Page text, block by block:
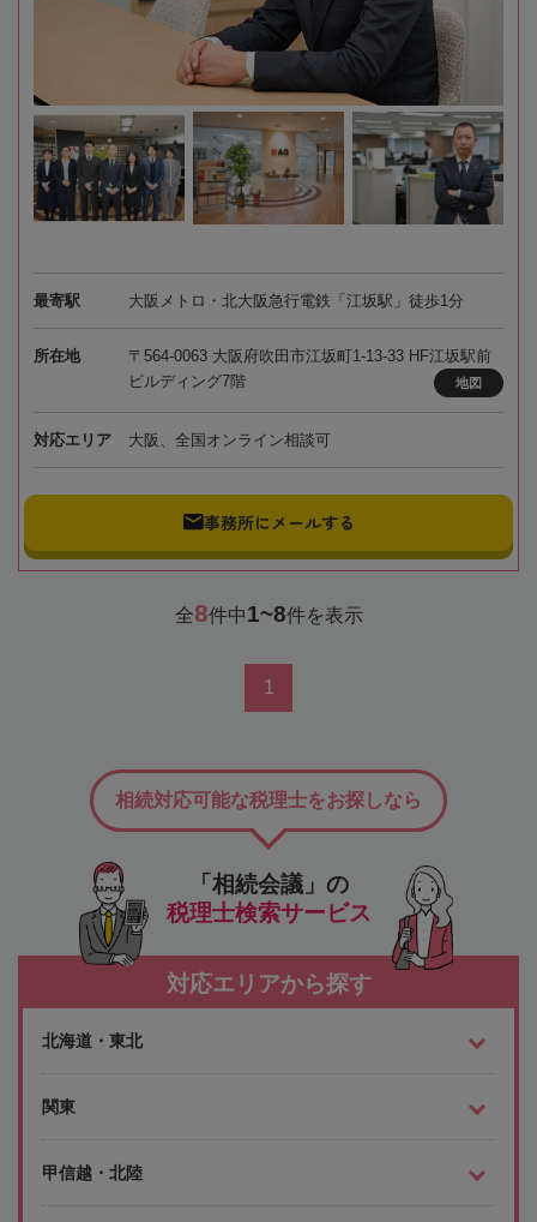
最寄駅 大阪メトロ・北大阪急行電鉄「江坂駅」徒歩1分
所在地
〒564-0063 大阪府吹田市江坂町1-13-33 HF江坂駅前
ビルディング7階
地図
対応エリア 大阪、全国オンライン相談可
事務所にメールする
全8件中1~8件を表示
1
「相続会議」の
税理士検索サービス
相続対応可能な税理士をお探しなら
対応エリアから探す
北海道・東北
関東
甲信越・北陸